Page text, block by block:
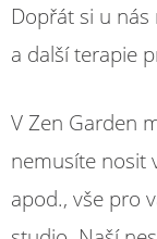
Dopřát si u
a další terapie
V Zen Garden
nemusíte nosit
apod., vše pro